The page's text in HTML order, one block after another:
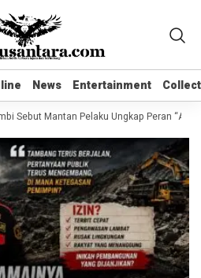
News Entertainment
News Entertainment
Mantan Pelaku Ungkap Peran “Apek